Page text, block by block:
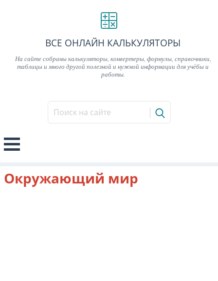
ВСЕ ОНЛАЙН КАЛЬКУЛЯТОРЫ
На сайте собраны калькуляторы, конвертеры, формулы, справочники,
таблицы и много другой полезной и нужной информации для учёбы и
работы.
Окружающий мир